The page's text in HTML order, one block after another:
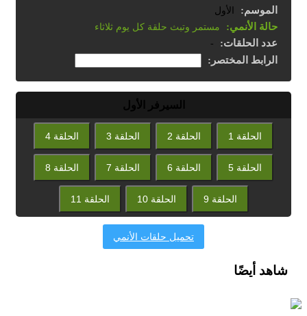
الموسم: الأول
حالة الأنمي: مستمر وتبث حلقة كل يوم ثلاثاء
عدد الحلقات: -
الرابط المختصر:
السيرفر الأول
الحلقة 1 الحلقة 2 الحلقة 3 الحلقة 4
الحلقة 5 الحلقة 6 الحلقة 7 الحلقة 8
الحلقة 9 الحلقة 10 الحلقة 11
تحميل حلقات الأنمي
شاهد أيضًا